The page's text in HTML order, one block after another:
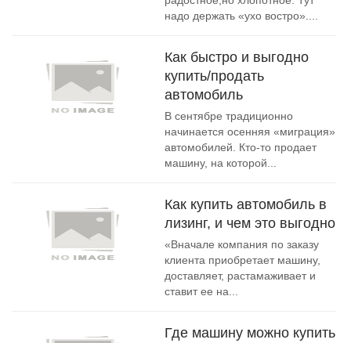
надо держать «ухо востро»....
Как быстро и выгодно
купить/продать
автомобиль
В сентябре традиционно
начинается осенняя «миграция»
автомобилей. Кто-то продает
машину, на которой...
Как купить автомобиль в
лизинг, и чем это выгодно
«Вначале компания по заказу
клиента приобретает машину,
доставляет, растамаживает и
ставит ее на...
Где машину можно купить